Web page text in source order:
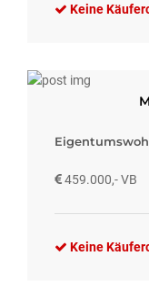
Keine
459.000,- VB
Keine